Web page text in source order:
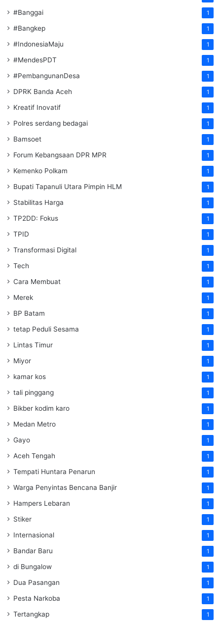
#Banggai 1
#Bangkep 1
#IndonesiaMaju 1
#MendesPDT 1
#PembangunanDesa 1
DPRK Banda Aceh 1
Kreatif Inovatif 1
Polres serdang bedagai 1
Bamsoet 1
Forum Kebangsaan DPR MPR 1
Kemenko Polkam 1
‎Bupati Tapanuli Utara Pimpin HLM 1
Stabilitas Harga 1
TP2DD: Fokus 1
TPID 1
Transformasi Digital 1
Tech 1
Cara Membuat 1
Merek 1
BP Batam 1
tetap Peduli Sesama 1
Lintas Timur 1
Miyor 1
kamar kos 1
tali pinggang 1
Bikber kodim karo 1
Medan Metro 1
Gayo 1
Aceh Tengah 1
Tempati Huntara Penarun 1
Warga Penyintas Bencana Banjir 1
Hampers Lebaran 1
Stiker 1
Internasional 1
Bandar Baru 1
di Bungalow 1
Dua Pasangan 1
Pesta Narkoba 1
Tertangkap 1